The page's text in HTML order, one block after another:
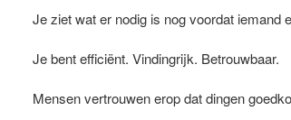
Je ziet wat er nodig is nog voordat iemand
Je bent efficiënt. Vindingrijk. Betrouwbaar.
Mensen vertrouwen erop dat dingen